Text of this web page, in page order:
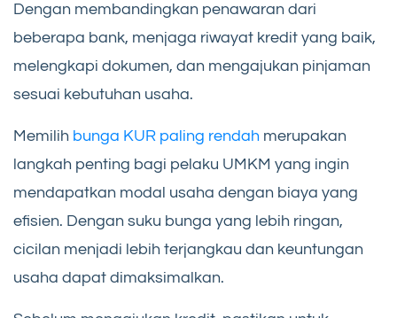
Dengan membandingkan penawaran dari
beberapa bank, menjaga riwayat kredit yang baik,
melengkapi dokumen, dan mengajukan pinjaman
sesuai kebutuhan usaha.
Memilih bunga KUR paling rendah merupakan
langkah penting bagi pelaku UMKM yang ingin
mendapatkan modal usaha dengan biaya yang
efisien. Dengan suku bunga yang lebih ringan,
cicilan menjadi lebih terjangkau dan keuntungan
usaha dapat dimaksimalkan.